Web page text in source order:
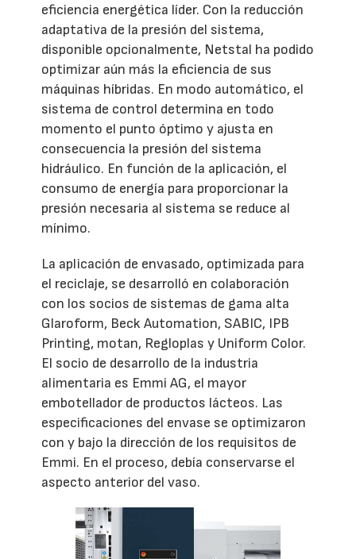
eficiencia energética líder. Con la reducción
adaptativa de la presión del sistema,
disponible opcionalmente, Netstal ha podido
optimizar aún más la eficiencia de sus
máquinas híbridas. En modo automático, el
sistema de control determina en todo
momento el punto óptimo y ajusta en
consecuencia la presión del sistema
hidráulico. En función de la aplicación, el
consumo de energía para proporcionar la
presión necesaria al sistema se reduce al
mínimo.
La aplicación de envasado, optimizada para
el reciclaje, se desarrolló en colaboración
con los socios de sistemas de gama alta
Glaroform, Beck Automation, SABIC, IPB
Printing, motan, Regloplas y Uniform Color.
El socio de desarrollo de la industria
alimentaria es Emmi AG, el mayor
embotellador de productos lácteos. Las
especificaciones del envase se optimizaron
con y bajo la dirección de los requisitos de
Emmi. En el proceso, debía conservarse el
aspecto anterior del vaso.